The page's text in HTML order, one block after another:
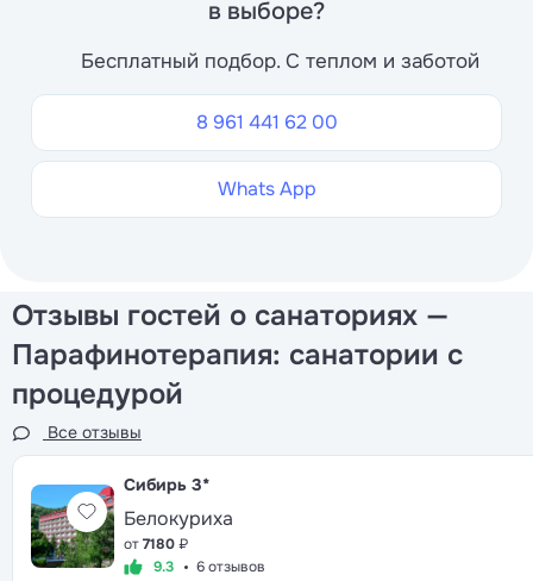
в выборе?
Бесплатный подбор. С теплом и заботой
8 961 441 62 00
Whats App
Отзывы гостей о санаториях —
Парафинотерапия: санатории с
процедурой
Все отзывы
Сибирь 3*
Белокуриха
от7180₽
9.3
6 отзывов